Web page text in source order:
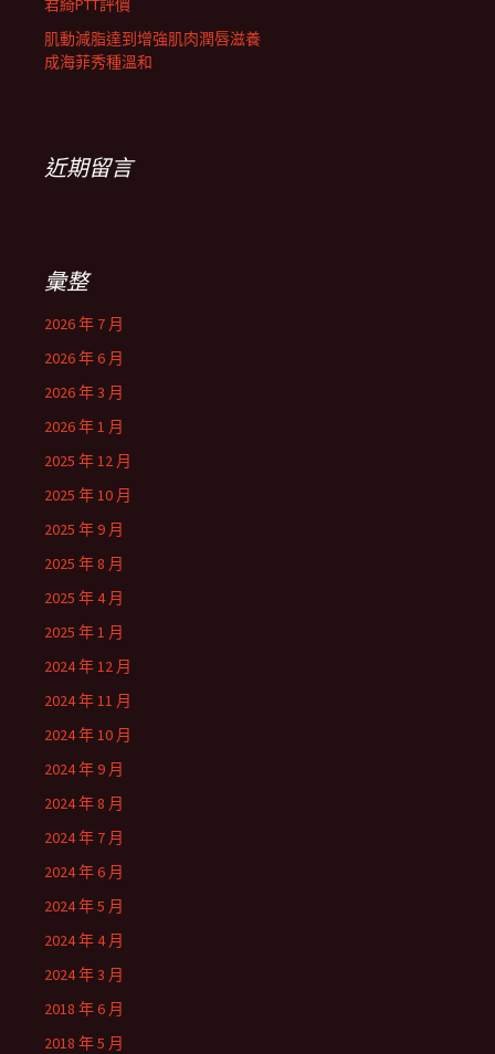
君綺PTT評價
肌動減脂達到增強肌肉潤唇滋養
成海菲秀種溫和
近期留言
彙整
2026 年 7 月
2026 年 6 月
2026 年 3 月
2026 年 1 月
2025 年 12 月
2025 年 10 月
2025 年 9 月
2025 年 8 月
2025 年 4 月
2025 年 1 月
2024 年 12 月
2024 年 11 月
2024 年 10 月
2024 年 9 月
2024 年 8 月
2024 年 7 月
2024 年 6 月
2024 年 5 月
2024 年 4 月
2024 年 3 月
2018 年 6 月
2018 年 5 月